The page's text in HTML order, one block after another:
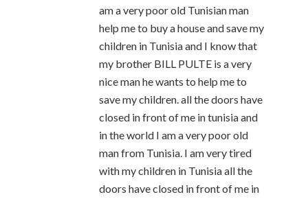
am a very poor old Tunisian man
help me to buy a house and save my
children in Tunisia and I know that
my brother BILL PULTE is a very
nice man he wants to help me to
save my children. all the doors have
closed in front of me in tunisia and
in the world I am a very poor old
man from Tunisia. I am very tired
with my children in Tunisia all the
doors have closed in front of me in